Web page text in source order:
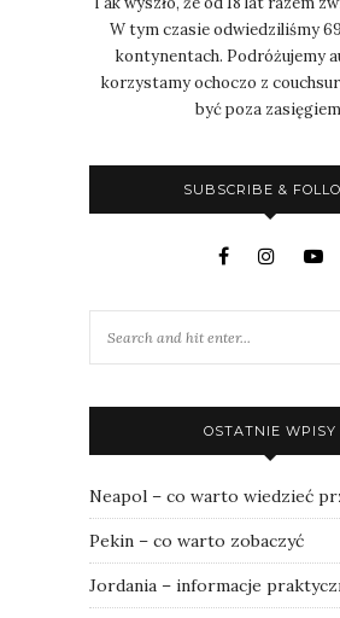
W tym czasie odwiedziliśmy
kontynentach. Podróżujemy
korzystamy ochoczo z
być poza
SUBSCRIBE &
OSTATNIE WPISY
Neapol – co warto wiedzieć
Pekin – co warto zobaczyć
Jordania – informacje